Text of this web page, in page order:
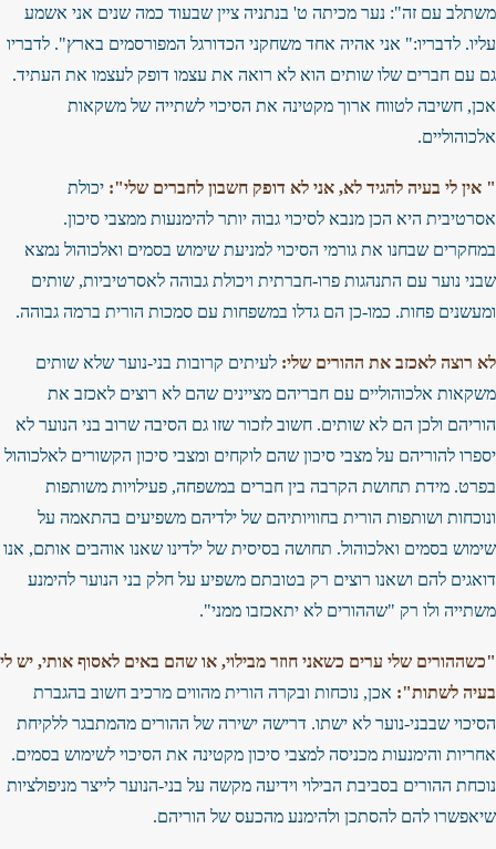
משתלב עם זה": נער מכיתה ט' בנתניה ציין שבעוד כמה שנים אני אשמע
עליו. לדבריו:" אני אהיה אחד משחקני הכדורגל המפורסמים בארץ". לדבריו
גם עם חברים שלו שותים הוא לא רואה את עצמו דופק לעצמו את העתיד.
אכן, חשיבה לטווח ארוך מקטינה את הסיכוי לשתייה של משקאות
אלכוהוליים.
" אין לי בעיה להגיד לא, אני לא דופק חשבון לחברים שלי": יכולת
אסרטיבית היא הכן מנבא לסיכוי גבוה יותר להימנעות ממצבי סיכון.
במחקרים שבחנו את גורמי הסיכוי למניעת שימוש בסמים ואלכוהול נמצא
שבני נוער עם התנהגות פרו-חברתית ויכולת גבוהה לאסרטיביות, שותים
ומעשנים פחות. כמו-כן הם גדלו במשפחות עם סמכות הורית ברמה גבוהה.
לא רוצה לאכזב את ההורים שלי: לעיתים קרובות בני-נוער שלא שותים
משקאות אלכוהוליים עם חבריהם מציינים שהם לא רוצים לאכזב את
הוריהם ולכן הם לא שותים. חשוב לזכור שזו גם הסיבה שרוב בני הנוער לא
יספרו להוריהם על מצבי סיכון שהם לוקחים ומצבי סיכון הקשורים לאלכוהול
בפרט. מידת תחושת הקרבה בין חברים במשפחה, פעילויות משותפות
ונוכחות ושותפות הורית בחוויותיהם של ילדיהם משפיעים בהתאמה על
שימוש בסמים ואלכוהול. תחושה בסיסית של ילדינו שאנו אוהבים אותם, אנו
דואגים להם ושאנו רוצים רק בטובתם משפיע על חלק בני הנוער להימנע
משתייה ולו רק "שההורים לא יתאכזבו ממני".
"כשההורים שלי ערים כשאני חוזר מבילוי, או שהם באים לאסוף אותי, יש לי
בעיה לשתות": אכן, נוכחות ובקרה הורית מהווים מרכיב חשוב בהגברת
הסיכוי שבבני-נוער לא ישתו. דרישה ישירה של ההורים מהמתבגר ללקיחת
אחריות והימנעות מכניסה למצבי סיכון מקטינה את הסיכוי לשימוש בסמים.
נוכחת ההורים בסביבת הבילוי וידיעה מקשה על בני-הנוער לייצר מניפולציות
שיאפשרו להם להסתכן ולהימנע מהכעס של הוריהם.